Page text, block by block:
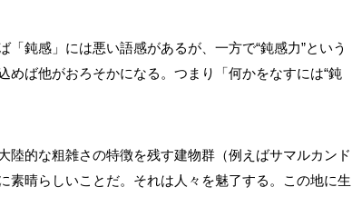
鈍感」には悪い語感があるが、一方で“鈍感力”という
めば他がおろそかになる。つまり「何かをなすには“鈍
陸的な粗雑さの特徴を残す建物群（例えばサマルカンド
素晴らしいことだ。それは人々を魅了する。この地に生